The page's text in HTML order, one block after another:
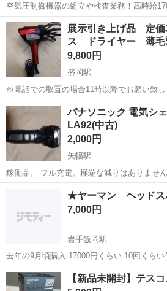
空気圧制御機器の組立や検査業務！高時給
務！嬉しい寮費無料！ワンルーム寮完備★
内に無料駐車場あり★！《岩手県釜石市》 人気の工場のお仕事 ◇空気
圧制御機器（シリンダ、バルブ...
岩手 釜石市 釜石駅 その他
展示引き上げ品 定
ス ドライヤー 薄
9,800円
盛岡駅
※電話での取置の場合11時以降でお願い致し
らのお取り置きはしません) ※未使用の中古品としてお願い致します。
岩手 盛岡市 盛岡駅 美容家電
パナソニック 電気シ
LA92(中古)
2,000円
矢幅駅
稼働品。 フル充電。極端な減りはありませ
るか個人差ありますが、結構持ちます。 付
刃は2年前、外刃は正月に交換してますが、
矢幅駅
★ヤーマン ヘッド
7,000円
岩手飯岡駅
去年の9月頃購入 17000円くらい 10回くらい使用 お風呂でゆっ
きなくなったので使わなくなりました。も
す！
岩手 盛岡市 岩手飯岡駅 美容家電
【新品未開封】テス